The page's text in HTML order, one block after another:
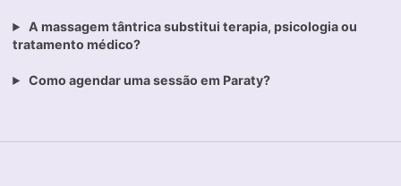
A massagem tântrica substitui terapia, psicologia ou
tratamento médico?
Como agendar uma sessão em Paraty?